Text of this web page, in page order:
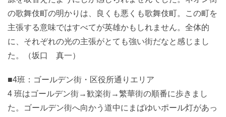
の歌舞伎町の明かりは、良くも悪くも歌舞伎町。この町を
主張する意味ではすべてが英雄かもしれません。全体的
に、それぞれの光の主張がとても強い街だなと感じまし
た。（坂口 真一）
■4班：ゴールデン街・区役所通りエリア
4 班はゴールデン街→歓楽街→繁華街の順番に歩きまし
た。ゴールデン街へ向かう道中にまばゆいポール灯があっ